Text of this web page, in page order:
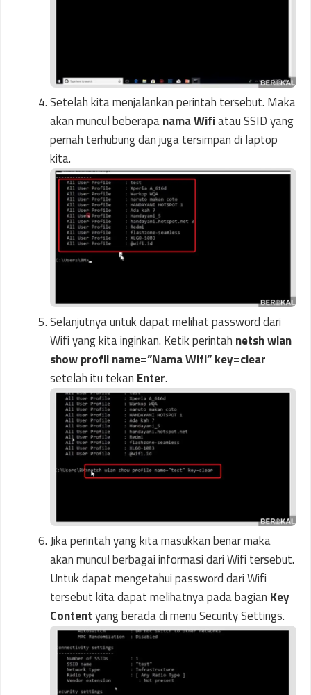
Setelah kita menjalankan perintah tersebut. Maka
akan muncul beberapanama Wifiatau SSID yang
pernah terhubung dan juga tersimpan di laptop
kita.
Selanjutnya untuk dapat melihat password dari
Wifi yang kita inginkan. Ketik perintah netsh wlan
show profil name=”Nama Wifi” key=clear
setelah itu tekan Enter.
Jika perintah yang kita masukkan benar maka
akan muncul berbagai informasi dari Wifi tersebut.
Untuk dapat mengetahui password dari Wifi
tersebut kita dapat melihatnya pada bagian Key
Contentyang berada di menu Security Settings.